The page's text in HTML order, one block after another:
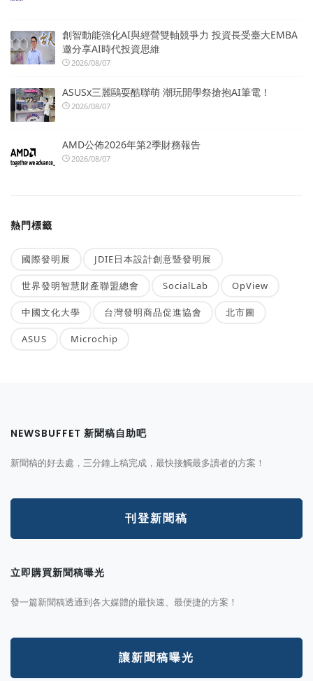
創智動能強化AI與經營雙軸競爭力 投資長受臺大EMBA
邀分享AI時代投資思維
2026/08/07
ASUSx三麗鷗耍酷聯萌 潮玩開學祭搶抱AI筆電！
2026/08/07
AMD公佈2026年第2季財務報告
2026/08/07
熱門標籤
國際發明展 JDIE日本設計創意暨發明展
世界發明智慧財產聯盟總會 SocialLab OpView
中國文化大學 台灣發明商品促進協會 北市圖
ASUS Microchip
NEWSBUFFET 新聞稿自助吧
新聞稿的好去處，三分鐘上稿完成，最快接觸最多讀者的方案！
刊登新聞稿
立即購買新聞稿曝光
發一篇新聞稿透通到各大媒體的最快速、最便捷的方案！
讓新聞稿曝光